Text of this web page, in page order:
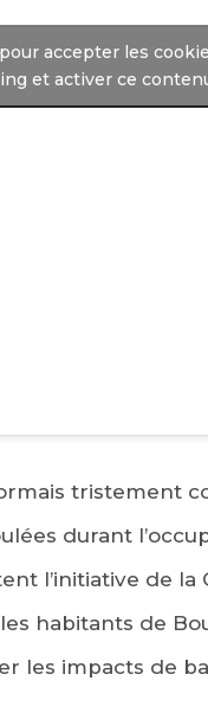
accepter les
et activer ce
tristement
durant
l’initiative de la
habitants de
les impacts de